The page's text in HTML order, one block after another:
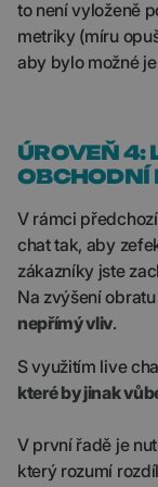
to není vyloženě
metriky (míru
aby bylo možné
ÚROVEŇ 4:
OBCHODNÍ
V rámci
chat tak, aby
zákazníky jste
Na zvýšení
nepřímý vliv.
S využitím live
které by jinak
V první řadě je
který rozumí